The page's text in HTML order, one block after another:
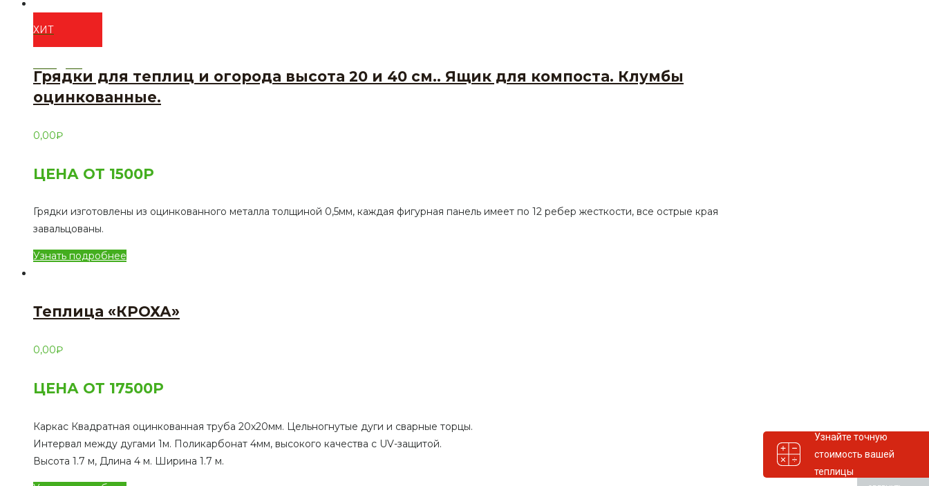
ХИТ
Грядки для теплиц и огорода высота 20 и 40 см.. Ящик для компоста. Клумбы
оцинкованные.
0,00₽
ЦЕНА ОТ 1500Р
Грядки изготовлены из оцинкованного металла толщиной 0,5мм, каждая фигурная панель имеет по 12 ребер жесткости, все острые края
завальцованы.
Узнать подробнее
Теплица «КРОХА»
0,00₽
ЦЕНА ОТ 17500Р
Каркас Квадратная оцинкованная труба 20х20мм. Цельногнутые дуги и сварные торцы.
Интервал между дугами 1м. Поликарбонат 4мм, высокого качества с UV-защитой.
Высота 1.7 м, Длина 4 м. Ширина 1.7 м.
Узнайте точную
стоимость вашей
теплицы